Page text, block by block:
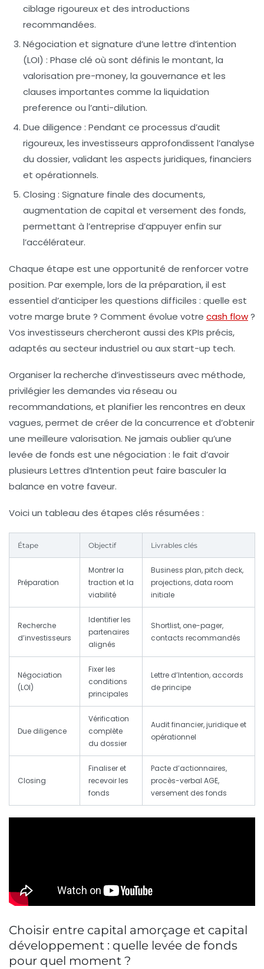
ciblage rigoureux et des introductions
recommandées.
Négociation et signature d’une lettre d’intention
(LOI) : Phase clé où sont définis le montant, la
valorisation pre-money, la gouvernance et les
clauses importantes comme la liquidation
preference ou l’anti-dilution.
Due diligence : Pendant ce processus d’audit
rigoureux, les investisseurs approfondissent l’analyse
du dossier, validant les aspects juridiques, financiers
et opérationnels.
Closing : Signature finale des documents,
augmentation de capital et versement des fonds,
permettant à l’entreprise d’appuyer enfin sur
l’accélérateur.
Chaque étape est une opportunité de renforcer votre
position. Par exemple, lors de la préparation, il est
essentiel d’anticiper les questions difficiles : quelle est
votre marge brute ? Comment évolue votre cash flow?
Vos investisseurs chercheront aussi des KPIs précis,
adaptés au secteur industriel ou aux start-up tech.
Organiser la recherche d’investisseurs avec méthode,
privilégier les demandes via réseau ou
recommandations, et planifier les rencontres en deux
vagues, permet de créer de la concurrence et d’obtenir
une meilleure valorisation. Ne jamais oublier qu’une
levée de fonds est une négociation : le fait d’avoir
plusieurs Lettres d’Intention peut faire basculer la
balance en votre faveur.
Voici un tableau des étapes clés résumées :
Étape Objectif Livrables clés
Préparation
Montrer la
traction et la
viabilité
Business plan, pitch deck,
projections, data room
initiale
Recherche
d’investisseurs
Identifier les
partenaires
alignés
Shortlist, one-pager,
contacts recommandés
Négociation
(LOI)
Fixer les
conditions
principales
Lettre d’Intention, accords
de principe
Due diligence
Vérification
complète
du dossier
Audit financier, juridique et
opérationnel
Closing
Finaliser et
recevoir les
fonds
Pacte d’actionnaires,
procès-verbal AGE,
versement des fonds
Choisir entre capital amorçage et capital
développement : quelle levée de fonds
pour quel moment ?